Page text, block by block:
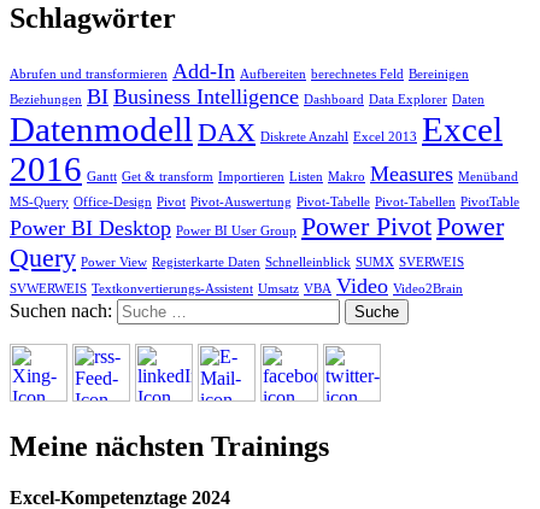
Schlagwörter
Abrufen und transformieren Add-In Aufbereiten berechnetes Feld Bereinigen
Beziehungen BI Business Intelligence Dashboard Data Explorer Daten
Datenmodell DAX Diskrete Anzahl Excel 2013 Excel
2016 Gantt Get & transform Importieren Listen Makro Measures Menüband
MS-Query Office-Design Pivot Pivot-Auswertung Pivot-Tabelle Pivot-Tabellen PivotTable
Power BI Desktop Power BI User Group Power PivotPower
Query Power View Registerkarte Daten Schnelleinblick SUMX SVERWEIS
SVWERWEIS Textkonvertierungs-Assistent Umsatz VBA Video Video2Brain
Suchen nach:
Meine nächsten Trainings
Excel-Kompetenztage 2024